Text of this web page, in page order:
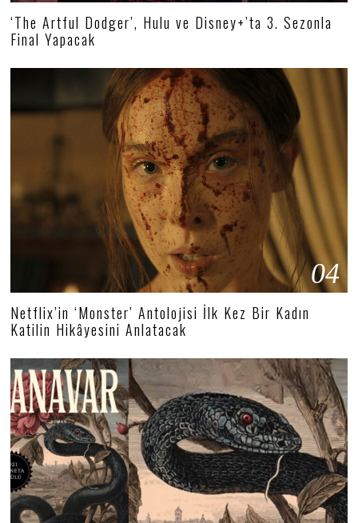
‘The Artful Dodger’, Hulu ve Disney+’ta 3. Sezonla
Final Yapacak
04
Netflix’in ‘Monster’ Antolojisi İlk Kez Bir Kadın
Katilin Hikâyesini Anlatacak